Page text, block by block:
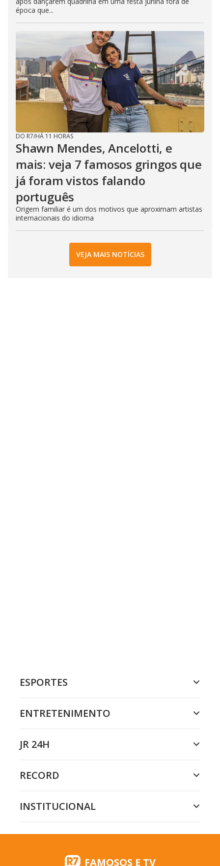
época que...
DO R7/HÁ 11 HORAS
Shawn Mendes, Ancelotti, e
mais: veja 7 famosos gringos que
já foram vistos falando
português
Origem familiar é um dos motivos que aproximam artistas
internacionais do idioma
VEJA MAIS NOTÍCIAS
ESPORTES
ENTRETENIMENTO
JR 24H
RECORD
INSTITUCIONAL
FAMOSOS E TV